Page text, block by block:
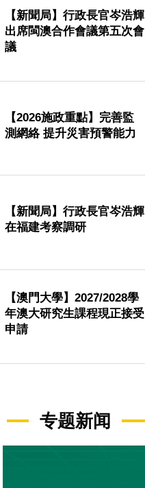
【新聞局】行政長官岑浩輝
出席閩澳合作會議第五次會
議
【2026施政重點】完善監
測網絡 提升災害預警能力
【新聞局】行政長官岑浩輝
在福建考察調研
【澳門大學】2027/2028學
年澳大研究生課程現正接受
申請
专题新闻